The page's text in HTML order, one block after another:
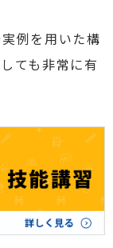
例を用いた構
ても非常に有